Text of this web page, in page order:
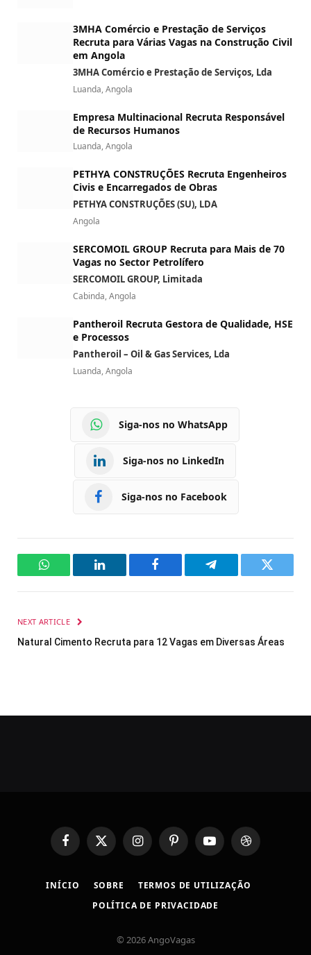
3MHA Comércio e Prestação de Serviços
Recruta para Várias Vagas na Construção Civil
em Angola
3MHA Comércio e Prestação de Serviços, Lda
Luanda, Angola
Empresa Multinacional Recruta Responsável
de Recursos Humanos
Luanda, Angola
PETHYA CONSTRUÇÕES Recruta Engenheiros
Civis e Encarregados de Obras
PETHYA CONSTRUÇÕES (SU), LDA
Angola
SERCOMOIL GROUP Recruta para Mais de 70
Vagas no Sector Petrolífero
SERCOMOIL GROUP, Limitada
Cabinda, Angola
Pantheroil Recruta Gestora de Qualidade, HSE
e Processos
Pantheroil – Oil & Gas Services, Lda
Luanda, Angola
Siga-nos no WhatsApp
Siga-nos no LinkedIn
Siga-nos no Facebook
WhatsAppLinkedIn Facebook Telegram Twitter
NEXT ARTICLE
Natural Cimento Recruta para 12 Vagas em Diversas Áreas
FacebookX
(Twitter)
InstagramPinterestYouTubeDribbble
INÍCIO SOBRE
TERMOS DE UTILIZAÇÃO
POLÍTICA DE PRIVACIDADE
© 2026 AngoVagas